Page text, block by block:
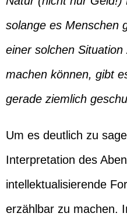
solange es Menschen
einer solchen
machen können, gibt
gerade ziemlich
Um es deutlich zu
Interpretation des
intellektualisierende
erzählbar zu machen.